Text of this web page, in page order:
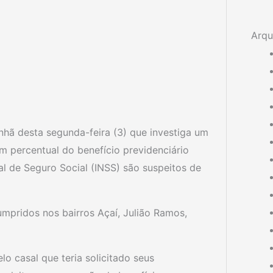
desta segunda-feira (3) que investiga um
percentual do benefício previdenciário
de Seguro Social (INSS) são suspeitos de
nos bairros Açaí, Julião Ramos,
casal que teria solicitado seus